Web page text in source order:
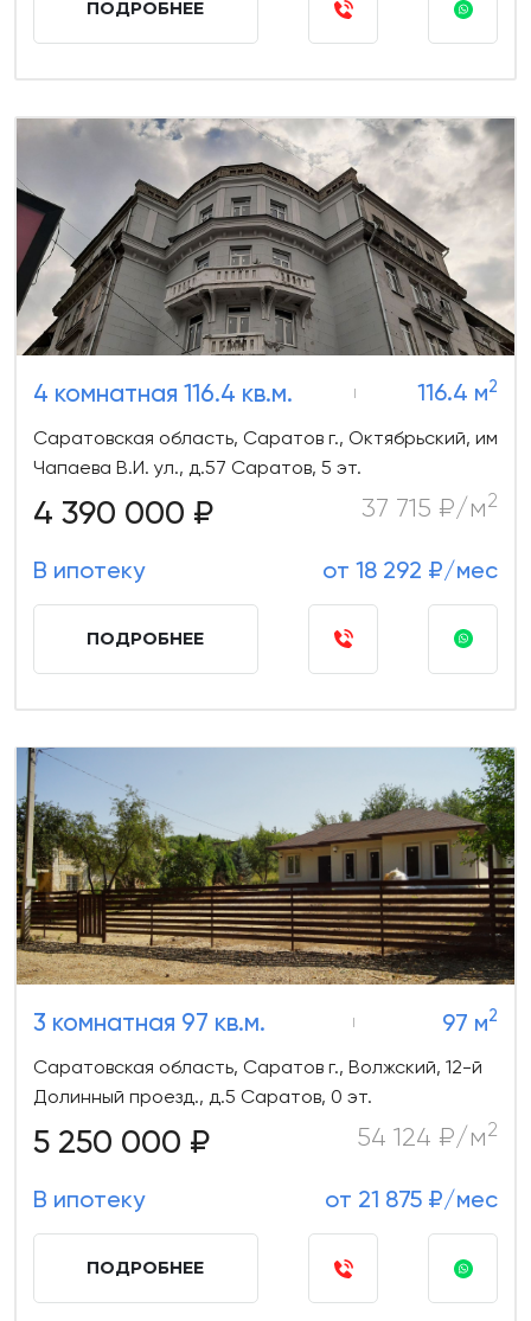
ПОДРОБНЕЕ
4 комнатная 116.4 кв.м. 116.4 м2
Саратовская область, Саратов г., Октябрьский, им
Чапаева В.И. ул., д.57 Саратов, 5 эт.
4 390 000 ₽ 37 715 ₽/м2
В ипотеку от 18 292 ₽/мес
ПОДРОБНЕЕ
3 комнатная 97 кв.м. 97 м2
Саратовская область, Саратов г., Волжский, 12-й
Долинный проезд., д.5 Саратов, 0 эт.
5 250 000 ₽ 54 124 ₽/м2
В ипотеку от 21 875 ₽/мес
ПОДРОБНЕЕ